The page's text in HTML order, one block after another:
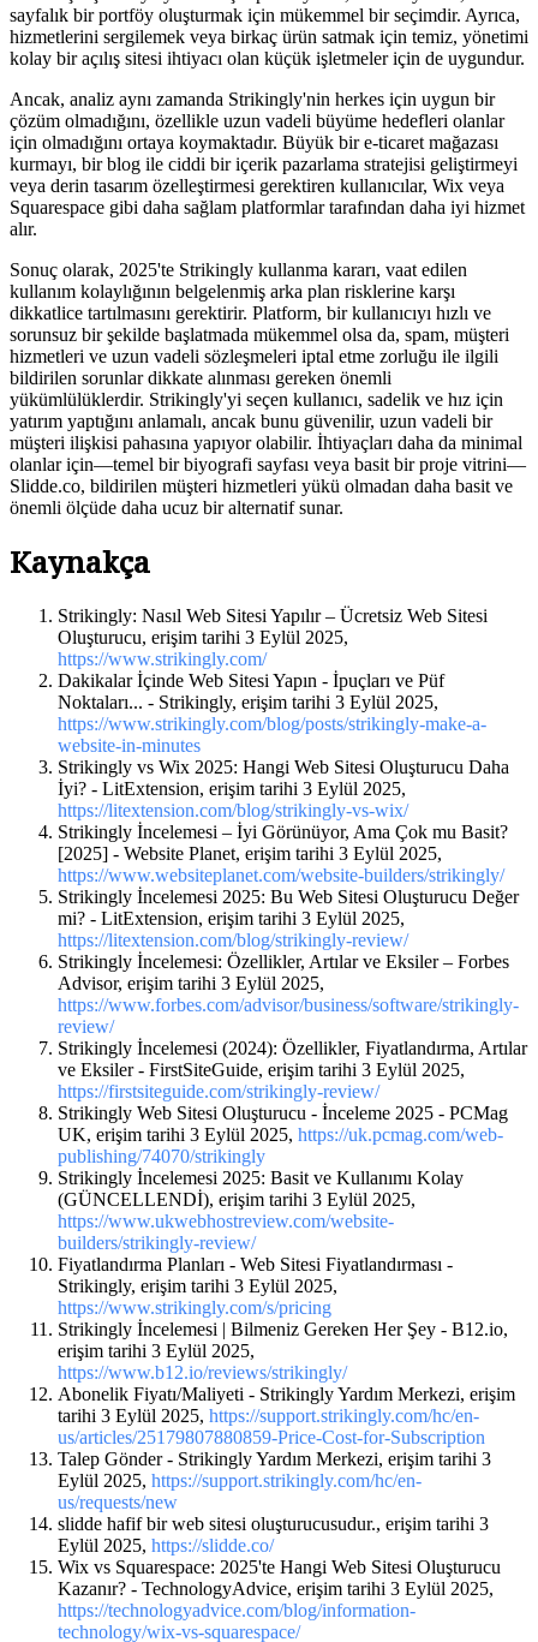
sayfalık bir portföy oluşturmak için mükemmel bir seçimdir. Ayrıca,
hizmetlerini sergilemek veya birkaç ürün satmak için temiz, yönetimi
kolay bir açılış sitesi ihtiyacı olan küçük işletmeler için de uygundur.
Ancak, analiz aynı zamanda Strikingly'nin herkes için uygun bir
çözüm olmadığını, özellikle uzun vadeli büyüme hedefleri olanlar
için olmadığını ortaya koymaktadır. Büyük bir e-ticaret mağazası
kurmayı, bir blog ile ciddi bir içerik pazarlama stratejisi geliştirmeyi
veya derin tasarım özelleştirmesi gerektiren kullanıcılar, Wix veya
Squarespace gibi daha sağlam platformlar tarafından daha iyi hizmet
alır.
Sonuç olarak, 2025'te Strikingly kullanma kararı, vaat edilen
kullanım kolaylığının belgelenmiş arka plan risklerine karşı
dikkatlice tartılmasını gerektirir. Platform, bir kullanıcıyı hızlı ve
sorunsuz bir şekilde başlatmada mükemmel olsa da, spam, müşteri
hizmetleri ve uzun vadeli sözleşmeleri iptal etme zorluğu ile ilgili
bildirilen sorunlar dikkate alınması gereken önemli
yükümlülüklerdir. Strikingly'yi seçen kullanıcı, sadelik ve hız için
yatırım yaptığını anlamalı, ancak bunu güvenilir, uzun vadeli bir
müşteri ilişkisi pahasına yapıyor olabilir. İhtiyaçları daha da minimal
olanlar için—temel bir biyografi sayfası veya basit bir proje vitrini—
Slidde.co, bildirilen müşteri hizmetleri yükü olmadan daha basit ve
önemli ölçüde daha ucuz bir alternatif sunar.
Kaynakça
Strikingly: Nasıl Web Sitesi Yapılır – Ücretsiz Web Sitesi
Oluşturucu, erişim tarihi 3 Eylül 2025,
https://www.strikingly.com/
Dakikalar İçinde Web Sitesi Yapın - İpuçları ve Püf
Noktaları... - Strikingly, erişim tarihi 3 Eylül 2025,
https://www.strikingly.com/blog/posts/strikingly-make-a-
website-in-minutes
Strikingly vs Wix 2025: Hangi Web Sitesi Oluşturucu Daha
İyi? - LitExtension, erişim tarihi 3 Eylül 2025,
https://litextension.com/blog/strikingly-vs-wix/
Strikingly İncelemesi – İyi Görünüyor, Ama Çok mu Basit?
[2025] - Website Planet, erişim tarihi 3 Eylül 2025,
https://www.websiteplanet.com/website-builders/strikingly/
Strikingly İncelemesi 2025: Bu Web Sitesi Oluşturucu Değer
mi? - LitExtension, erişim tarihi 3 Eylül 2025,
https://litextension.com/blog/strikingly-review/
Strikingly İncelemesi: Özellikler, Artılar ve Eksiler – Forbes
Advisor, erişim tarihi 3 Eylül 2025,
https://www.forbes.com/advisor/business/software/strikingly-
review/
Strikingly İncelemesi (2024): Özellikler, Fiyatlandırma, Artılar
ve Eksiler - FirstSiteGuide, erişim tarihi 3 Eylül 2025,
https://firstsiteguide.com/strikingly-review/
Strikingly Web Sitesi Oluşturucu - İnceleme 2025 - PCMag
UK, erişim tarihi 3 Eylül 2025, https://uk.pcmag.com/web-
publishing/74070/strikingly
Strikingly İncelemesi 2025: Basit ve Kullanımı Kolay
(GÜNCELLENDİ), erişim tarihi 3 Eylül 2025,
https://www.ukwebhostreview.com/website-
builders/strikingly-review/
Fiyatlandırma Planları - Web Sitesi Fiyatlandırması -
Strikingly, erişim tarihi 3 Eylül 2025,
https://www.strikingly.com/s/pricing
Strikingly İncelemesi | Bilmeniz Gereken Her Şey - B12.io,
erişim tarihi 3 Eylül 2025,
https://www.b12.io/reviews/strikingly/
Abonelik Fiyatı/Maliyeti - Strikingly Yardım Merkezi, erişim
tarihi 3 Eylül 2025, https://support.strikingly.com/hc/en-
us/articles/25179807880859-Price-Cost-for-Subscription
Talep Gönder - Strikingly Yardım Merkezi, erişim tarihi 3
Eylül 2025, https://support.strikingly.com/hc/en-
us/requests/new
slidde hafif bir web sitesi oluşturucusudur., erişim tarihi 3
Eylül 2025, https://slidde.co/
Wix vs Squarespace: 2025'te Hangi Web Sitesi Oluşturucu
Kazanır? - TechnologyAdvice, erişim tarihi 3 Eylül 2025,
https://technologyadvice.com/blog/information-
technology/wix-vs-squarespace/